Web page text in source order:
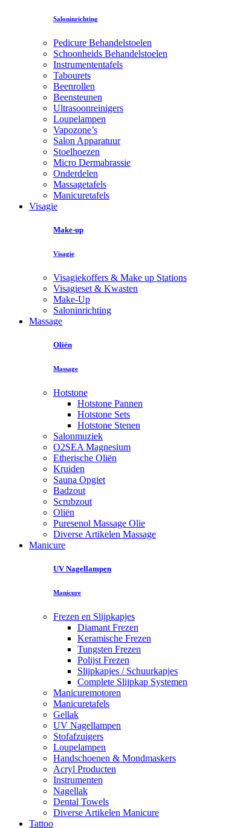
Saloninrichting
Pedicure Behandelstoelen
Schoonheids Behandelstoelen
Instrumententafels
Tabourets
Beenrollen
Beensteunen
Ultrasoonreinigers
Loupelampen
Vapozone’s
Salon Apparatuur
Stoelhoezen
Micro Dermabrassie
Onderdelen
Massagetafels
Manicuretafels
Visagie
Make-up
Visagie
Visagiekoffers & Make up Stations
Visagieset & Kwasten
Make-Up
Saloninrichting
Massage
Oliën
Massage
Hotstone
Hotstone Pannen
Hotstone Sets
Hotstone Stenen
Salonmuziek
O2SEA Magnesium
Etherische Oliën
Kruiden
Sauna Opgiet
Badzout
Scrubzout
Oliën
Puresenol Massage Olie
Diverse Artikelen Massage
Manicure
UV Nagellampen
Manicure
Frezen en Slijpkapjes
Diamant Frezen
Keramische Frezen
Tungsten Frezen
Polijst Frezen
Slijpkapjes / Schuurkapjes
Complete Slijpkap Systemen
Manicuremotoren
Manicuretafels
Gellak
UV Nagellampen
Stofafzuigers
Loupelampen
Handschoenen & Mondmaskers
Acryl Producten
Instrumenten
Nagellak
Dental Towels
Diverse Artikelen Manicure
Tattoo